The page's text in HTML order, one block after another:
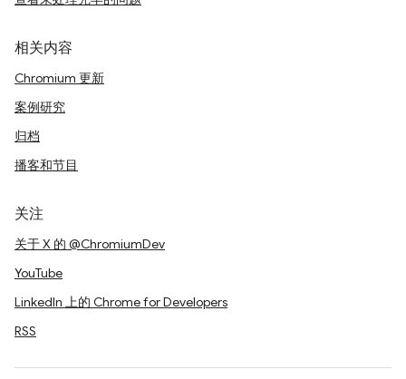
相关内容
Chromium 更新
案例研究
归档
播客和节目
关注
关于 X 的 @ChromiumDev
YouTube
LinkedIn 上的 Chrome for Developers
RSS